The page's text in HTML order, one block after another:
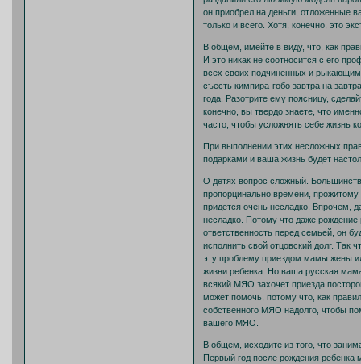
он приобрел на деньги, отложенные
только и всего. Хотя, конечно, это
В общем, имейте в виду, что, как
И это никак не соотносится с его
всех своих подчиненных и рыкающим
съесть кимпира-гобо завтра на
года. Разотрите ему поясницу,
конечно, вы твердо знаете, что
часто, чтобы усложнять себе жизнь
При выполнении этих несложных
подарками и ваша жизнь будет
О детях вопрос сложный.
пропорцинально времени,
придется очень несладко. Впрочем,
несладко. Потому что даже
ответственность перед семьей, он
исполнить свой отцовский долг. Так
эту проблему приездом мамы жены
жизни ребенка. Но ваша русская
всякий МЯО захочет приезда
может помочь, потому что, как
собственного МЯО надолго, чтобы
вашего МЯО.
В общем, исходите из того, что
Первый год после рождения